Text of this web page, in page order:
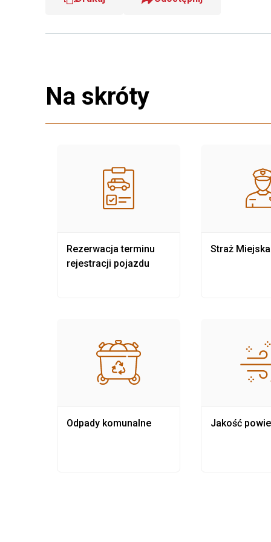
Na skróty
Rezerwacja terminu
rejestracji pojazdu
Odpady komunalne
Straż Miejska
Jakość